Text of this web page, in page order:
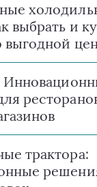
выбрать и
выгодной
трактора: